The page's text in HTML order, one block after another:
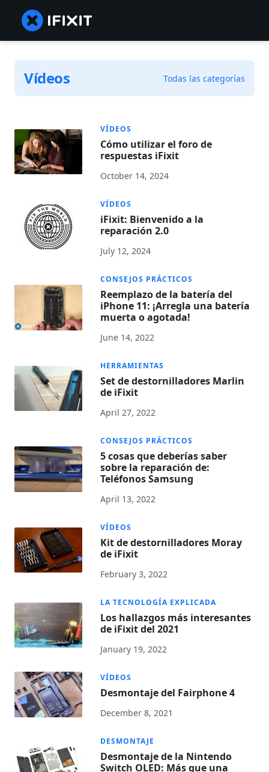
Vídeos Todas las categorías
VÍDEOS
Cómo utilizar el foro de
respuestas iFixit
October 14, 2024
VÍDEOS
iFixit: Bienvenido a la
reparación 2.0
July 12, 2024
CONSEJOS PRÁCTICOS
Reemplazo de la batería del
iPhone 11: ¡Arregla una batería
muerta o agotada!
June 14, 2022
HERRAMIENTAS
Set de destornilladores Marlin
de iFixit
April 27, 2022
CONSEJOS PRÁCTICOS
5 cosas que deberías saber
sobre la reparación de:
Teléfonos Samsung
April 13, 2022
VÍDEOS
Kit de destornilladores Moray
de iFixit
February 3, 2022
LA TECNOLOGÍA EXPLICADA
Los hallazgos más interesantes
de iFixit del 2021
January 19, 2022
VÍDEOS
Desmontaje del Fairphone 4
December 8, 2021
DESMONTAJE
Desmontaje de la Nintendo
Switch OLED: Más que una